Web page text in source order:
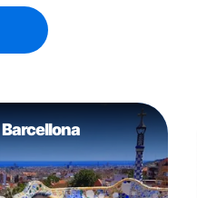
Barcellona